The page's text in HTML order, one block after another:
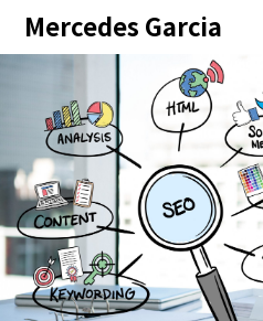
SkipMercedes Garcia